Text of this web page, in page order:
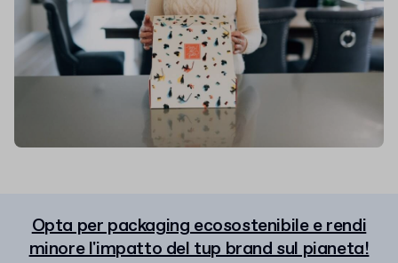
Opta per packaging ecosostenibile e rendi
minore l'impatto del tup brand sul pianeta!